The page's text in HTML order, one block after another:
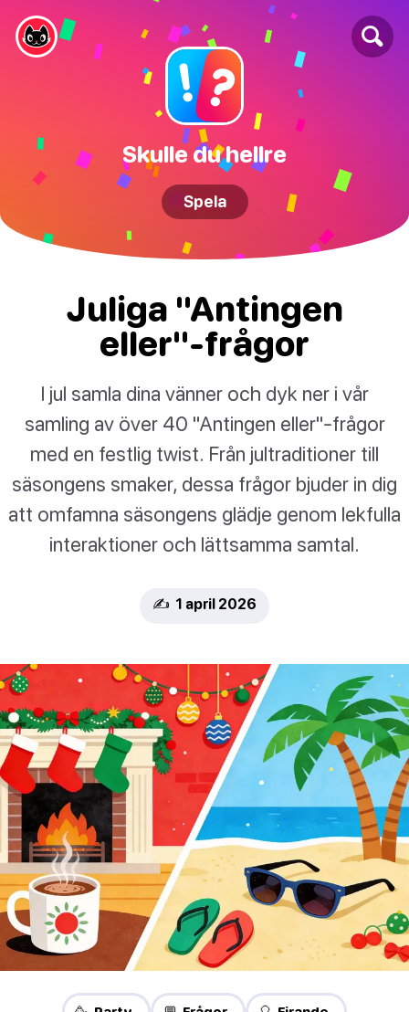
Skulle du hellre
Spela
Juliga "Antingen
eller"-frågor
I jul samla dina vänner och dyk ner i vår
samling av över 40 "Antingen eller"-frågor
med en festlig twist. Från jultraditioner till
säsongens smaker, dessa frågor bjuder in dig
att omfamna säsongens glädje genom lekfulla
interaktioner och lättsamma samtal.
✍️ 1 april 2026